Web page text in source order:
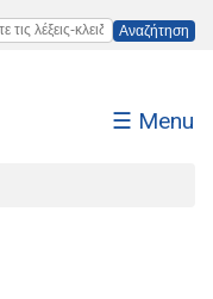
τις λέξεις-κλειδιά
☰ Menu